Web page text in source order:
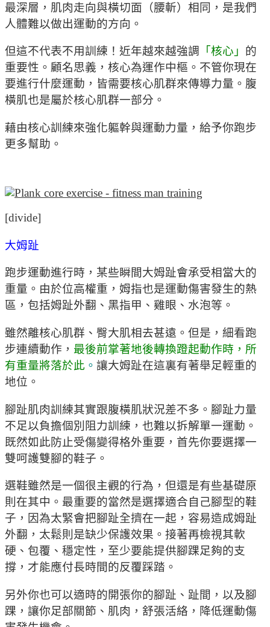
最深層，肌肉走向與橫切面（腰斬）相同，是我們
人體難以做出運動的方向。
但這不代表不用訓練！近年越來越強調 「核心」 的
重要性。顧名思義，核心為運作中樞。不管你現在
要進行什麼運動，皆需要核心肌群來傳導力量。腹
橫肌也是屬於核心肌群一部分。
藉由核心訓練來強化軀幹與運動力量，給予你跑步
更多幫助。
[divide]
大姆趾
跑步運動進行時，某些瞬間大姆趾會承受相當大的
重量。由於位高權重，姆指也是運動傷害發生的熱
區，包括姆趾外翻、黑指甲、雞眼、水泡等。
雖然離核心肌群、臀大肌相去甚遠。但是，細看跑
步連續動作， 最後前掌著地後轉換蹬起動作時，所
有重量將落於此 。 讓大姆趾在這裏有著舉足輕重的
地位。
腳趾肌肉訓練其實跟腹橫肌狀況差不多。腳趾力量
不足以負擔個別阻力訓練，也難以拆解單一運動。
既然如此防止受傷變得格外重要，首先你要選擇一
雙呵護雙腳的鞋子。
選鞋雖然是一個很主觀的行為，但還是有些基礎原
則在其中。最重要的當然是選擇適合自己腳型的鞋
子，因為太緊會把腳趾全擠在一起，容易造成姆趾
外翻，太鬆則是缺少保護效果。接著再檢視其軟
硬、包覆、穩定性，至少要能提供腳踝足夠的支
撐，才能應付長時間的反覆踩踏。
另外你也可以適時的開張你的腳趾、趾間，以及腳
踝，讓你足部關節、肌肉，舒張活絡，降低運動傷